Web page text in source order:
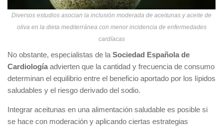
Diversos estudios asocian la inclusión moderada de aceitunas y aceite de
oliva en la dieta mediterránea con menor incidencia de enfermedades
cardíacas
No obstante, especialistas de la Sociedad Española de
Cardiología advierten que la cantidad y frecuencia de consumo
determinan el equilibrio entre el beneficio aportado por los lípidos
saludables y el riesgo derivado del sodio.
Integrar aceitunas en una alimentación saludable es posible si
se hace con moderación y aplicando ciertas estrategias